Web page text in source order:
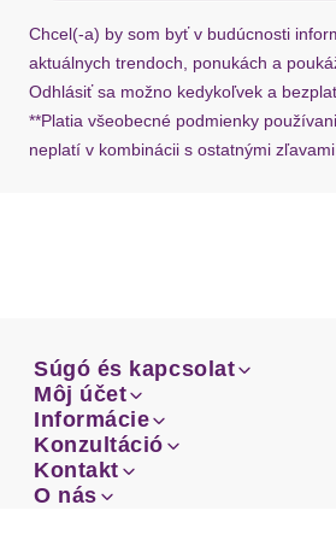
Chcel(-a) by som byť v budúcnosti
aktuálnych trendoch, ponukách a
Odhlásiť sa možno kedykoľvek a
**Platia všeobecné podmienky
neplatí v kombinácii s ostatnými
Súgó és kapcsolat
Email
Facebook
Instagram
Súgó és kapcsolat
Email
Facebook
Môj účet
Prehľad objednávok
Môj účet
Prehľad objednávok
Informácie
Doprava
Platba
Informácie
Doprava
Konzultáció
Sprievodca-veľkosťami
Konzultáció
Kontakt
Zákaznícke oddelenie
Kontakt
O nás